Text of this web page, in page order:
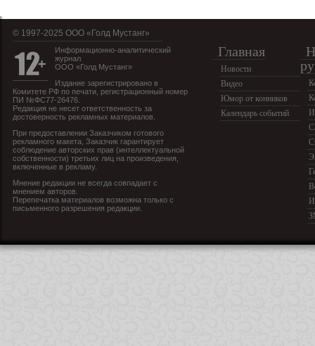
© 1997-2025 OOO «Голд Мустанг»
Информационно-аналитический
журнал
ООО «Голд Мустанг»
Издание зарегистрировано в
Комитете РФ по печати, регистрационный номер
ПИ №ФС77-26476.
Редакция не несет ответственность за
достоверность рекламных материалов.
При предоставлении Заказчиком готового
рекламного макета, Заказчик гарантирует
соблюдение авторских прав (интеллектуальной
собственности) третьих лиц на произведения,
включенные в рекламу.
Мнение редакции не всегда совпадает с
мнением авторов.
Перепечатка материалов возможна только с
письменного разрешения редакции.
Главная
Новости
Видео
Юмор от конников
Календарь событий